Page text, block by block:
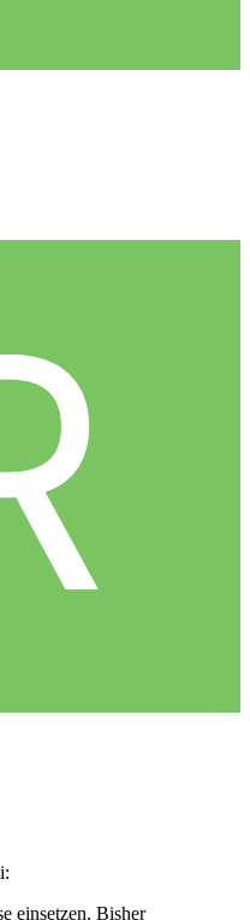
einsetzen. Bisher